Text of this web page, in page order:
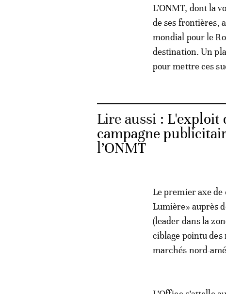
L’ONMT, dont la
de ses frontières,
mondial pour le
destination. Un
pour mettre ces
Lire aussi : L'exploit
campagne
l’ONMT
Le premier axe
Lumière» auprès
(leader dans la
ciblage pointu des
marchés nord-